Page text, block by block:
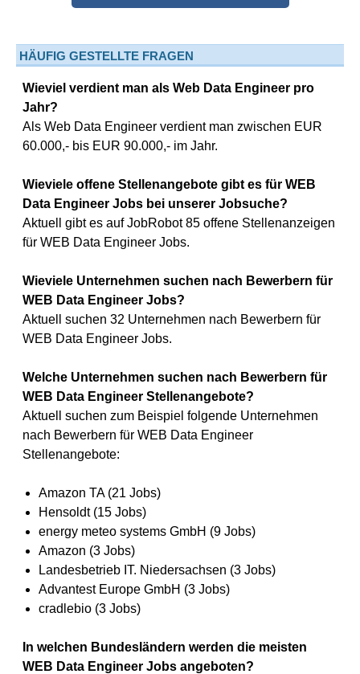
HÄUFIG GESTELLTE FRAGEN
Wieviel verdient man als Web Data Engineer pro
Jahr?
Als Web Data Engineer verdient man zwischen EUR
60.000,- bis EUR 90.000,- im Jahr.
Wieviele offene Stellenangebote gibt es für WEB
Data Engineer Jobs bei unserer Jobsuche?
Aktuell gibt es auf JobRobot 85 offene Stellenanzeigen
für WEB Data Engineer Jobs.
Wieviele Unternehmen suchen nach Bewerbern für
WEB Data Engineer Jobs?
Aktuell suchen 32 Unternehmen nach Bewerbern für
WEB Data Engineer Jobs.
Welche Unternehmen suchen nach Bewerbern für
WEB Data Engineer Stellenangebote?
Aktuell suchen zum Beispiel folgende Unternehmen
nach Bewerbern für WEB Data Engineer
Stellenangebote:
Amazon TA (21 Jobs)
Hensoldt (15 Jobs)
energy meteo systems GmbH (9 Jobs)
Amazon (3 Jobs)
Landesbetrieb IT. Niedersachsen (3 Jobs)
Advantest Europe GmbH (3 Jobs)
cradlebio (3 Jobs)
In welchen Bundesländern werden die meisten
WEB Data Engineer Jobs angeboten?